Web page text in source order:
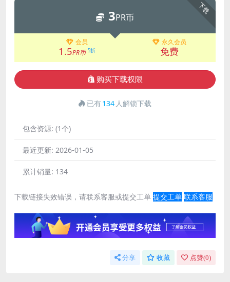
下载
3PR币
会员
1.5PR币 5折
永久会员
免费
购买下载权限
已有134 人解锁下载
包含资源: (1个)
最近更新: 2026-01-05
累计销量: 134
下载链接失效错误，请联系客服或提交工单 提交工单 联系客服
分享 收藏 点赞(0)